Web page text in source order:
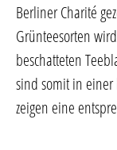
Berliner Charité
Grünteesorten
beschatteten
sind somit in
zeigen eine